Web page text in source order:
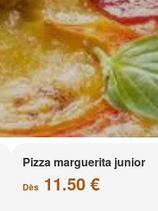
Pizza marguerita junior
Dès 11.50 €